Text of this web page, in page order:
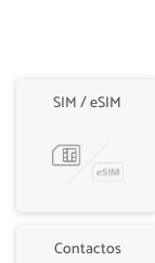
SIM / eSIM
Contactos